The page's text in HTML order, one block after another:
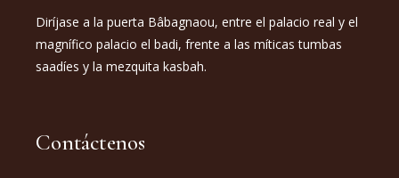
Diríjase a la puerta Bâbagnaou, entre el palacio real y el
magnífico palacio el badi, frente a las míticas tumbas
saadíes y la mezquita kasbah.
Contáctenos